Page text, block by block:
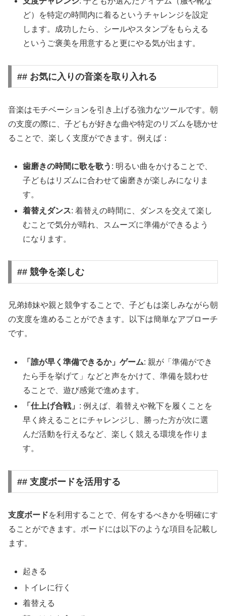
ど）を特定の時間内に着るというチャレンジを設定
します。成功したら、シールやスタンプをもらえる
というご褒美を用意すると更にやる気が出ます。
## お気に入りの音楽を取り入れる
音楽はモチベーションを引き上げる強力なツールです。朝
の支度の際に、子どもが好きな曲や特定のリズムを聴かせ
ることで、楽しく支度ができます。例えば：
歯磨きの時間に歌を歌う : 明るい曲をかけることで、
子どもはリズムに合わせて歯磨きが楽しみになりま
す。
着替えダンス: 着替えの時間に、ダンスを交えて楽し
むことで気分が晴れ、スムーズに準備ができるよう
になります。
## 競争を楽しむ
兄弟姉妹や親と競争することで、子どもは楽しみながら朝
の支度を進めることができます。以下は簡単なアプローチ
です。
「誰が早く準備できるか」ゲーム: 親が「準備ができ
たら手を挙げて」などと声をかけて、準備を競わせ
ることで、遊び感覚で進めます。
「仕上げ合戦」 : 例えば、着替えや靴下を履くことを
早く終えることにチャレンジし、勝った方が次に選
んだ活動を行えるなど、楽しく競える環境を作りま
す。
## 支度ボードを活用する
支度ボードを利用することで、何をするべきかを明確にす
ることができます。ボードには以下のような項目を記載し
ます。
起きる
トイレに行く
着替える